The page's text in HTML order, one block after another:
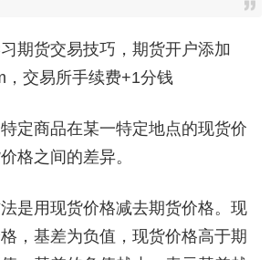
期货交易技巧，期货开户添加
，交易所手续费+1分钱
商品在某一特定地点的现货价
格之间的差异。
用现货价格减去期货价格。现
，基差为负值，现货价格高于期